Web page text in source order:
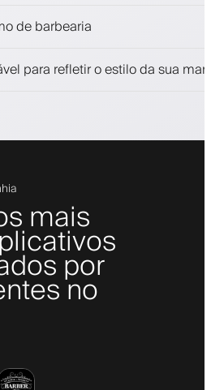
um programa de fidelidade
de barbearia
para refletir o estilo da sua
mais
por
no